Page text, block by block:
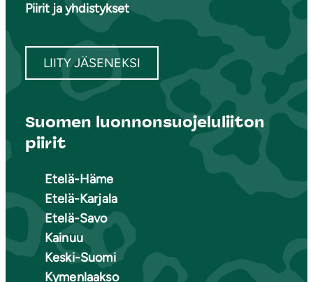
Piirit ja yhdistykset
LIITY JÄSENEKSI
Suomen luonnonsuojeluliiton
piirit
Etelä-Häme
Etelä-Karjala
Etelä-Savo
Kainuu
Keski-Suomi
Kymenlaakso